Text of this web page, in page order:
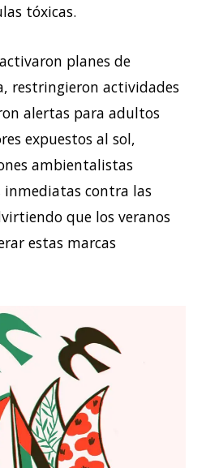
tóxicas.
planes de
restringieron actividades
alertas para adultos
expuestos al sol,
ambientalistas
inmediatas contra las
que los veranos
estas marcas